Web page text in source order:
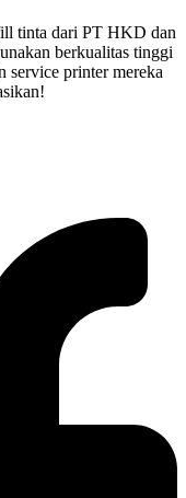
tinta dari PT HKD dan
berkualitas tinggi
service printer mereka